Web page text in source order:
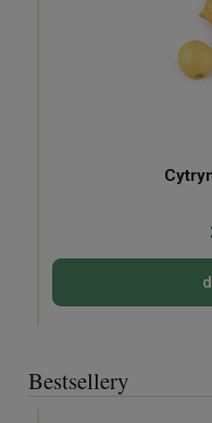
Bestsellery